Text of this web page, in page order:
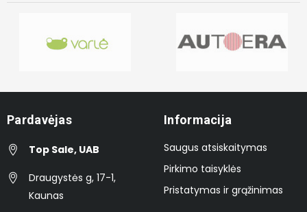
Pardavėjas
Top Sale, UAB
Draugystės g, 17-1,
Kaunas
Informacija
Saugus atsiskaitymas
Pirkimo taisyklės
Pristatymas ir grąžinimas